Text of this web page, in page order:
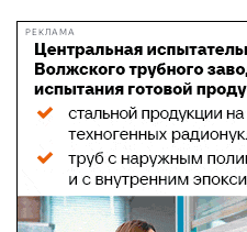
РЕКЛАМА